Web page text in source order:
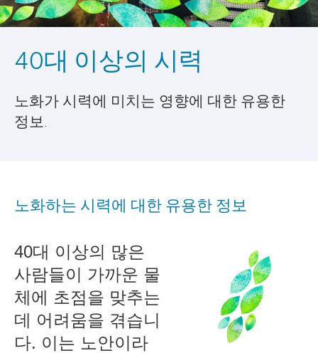
40대 이상의 시력
노화가 시력에 미치는 영향에 대한 유용한
정보.
노화하는 시력에 대한 유용한 정보
40대 이상의 많은
사람들이 가까운 물
체에 초점을 맞추는
데 어려움을 겪습니
다. 이는 노안이라